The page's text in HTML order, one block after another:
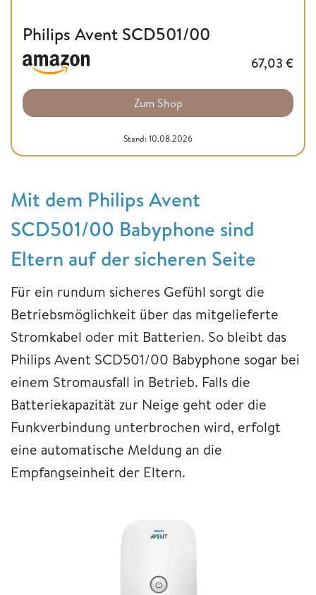
Philips Avent SCD501/00
67,03 €
Zum Shop
Stand: 10.08.2026
Mit dem Philips Avent
SCD501/00 Babyphone sind
Eltern auf der sicheren Seite
Für ein rundum sicheres Gefühl sorgt die
Betriebsmöglichkeit über das mitgelieferte
Stromkabel oder mit Batterien. So bleibt das
Philips Avent SCD501/00 Babyphone sogar bei
einem Stromausfall in Betrieb. Falls die
Batteriekapazität zur Neige geht oder die
Funkverbindung unterbrochen wird, erfolgt
eine automatische Meldung an die
Empfangseinheit der Eltern.